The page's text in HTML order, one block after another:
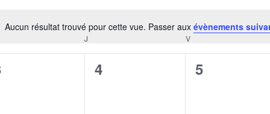
Notice
Aucun résultat trouvé pour cette vue. Passer aux évènements
J V
0
4
0
5